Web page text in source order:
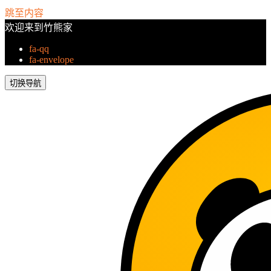
跳至内容
欢迎来到竹熊家
fa-qq
fa-envelope
切换导航